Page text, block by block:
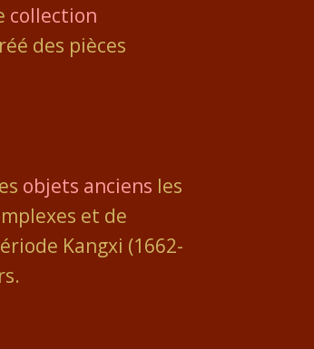
collection
des pièces
objets anciens les
et de
Kangxi (1662-